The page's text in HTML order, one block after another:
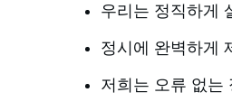
우리는 정직하게
정시에 완벽하게
저희는 오류 없는